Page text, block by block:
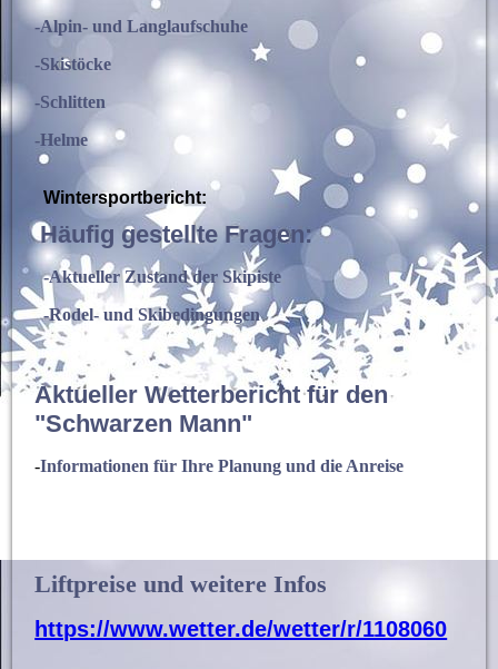
-Alpin- und Langlaufschuhe
-Skistöcke
-Schlitten
-Helme
Wintersportbericht:
Häufig gestellte Fragen:
-Aktueller Zustand der Skipiste
-Rodel- und Skibedingungen
Aktueller Wetterbericht für den
"Schwarzen Mann"
-Informationen für Ihre Planung und die Anreise
Liftpreise und weitere Infos
https://www.wetter.de/wetter/r/1108060